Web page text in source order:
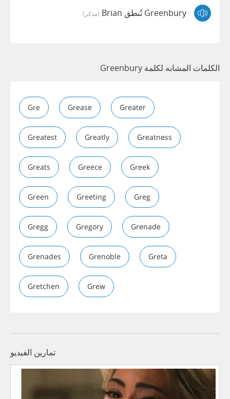
Greenbury تُنطق Brian (مذكر)
الكلمات المشابه لكلمة Greenbury
Gre Grease Greater
Greatest Greatly Greatness
Greats Greece Greek
Green Greeting Greg
Gregg Gregory Grenade
Grenades Grenoble Greta
Gretchen Grew
تمارين الفيديو